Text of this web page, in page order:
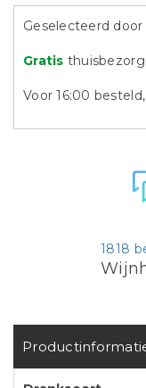
Geselecteerd door
Gratis
Voor 16:00
1818